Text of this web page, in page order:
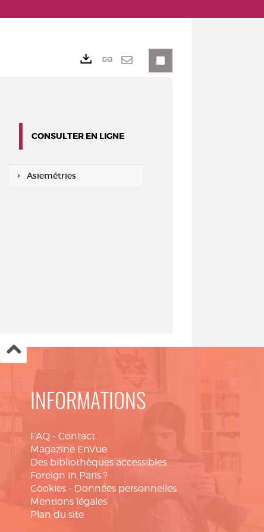
Lien
CONSULTER EN LIGNE
Asiemétries
INFORMATIONS
FAQ - Contact
Magazine EnVue
Des bibliothèques accessibles
Foreign in Paris ?
Cookies - Données personnelles
Mentions légales
Plan du site